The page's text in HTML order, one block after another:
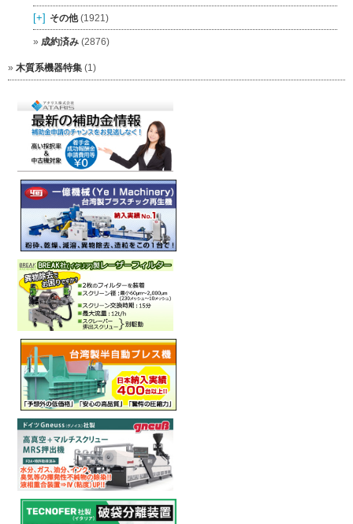
[+] その他(1921)
成約済み (2876)
木質系機器特集 (1)